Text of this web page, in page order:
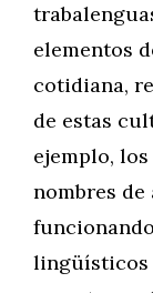
elementos
cotidiana,
de estas
ejemplo,
nombres
lingüísticos